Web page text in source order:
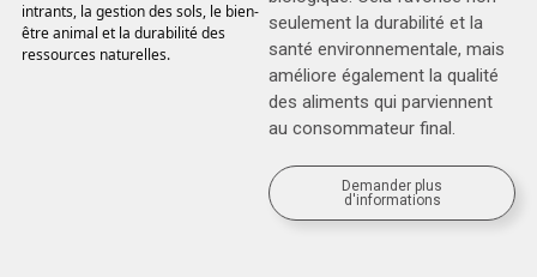
intrants, la gestion des sols, le bien-
être animal et la durabilité des
ressources naturelles.
seulement la durabilité et la
santé environnementale, mais
améliore également la qualité
des aliments qui parviennent
au consommateur final. ​
Demander plus
d'informations